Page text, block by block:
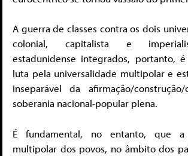
A guerra de classes contra os dois
colonial, capitalista e
estadunidense integrados, portanto,
luta pela universalidade multipolar e
inseparável da afirmação/
soberania nacional-popular plena.
É fundamental, no entanto, que a
multipolar dos povos, no âmbito dos